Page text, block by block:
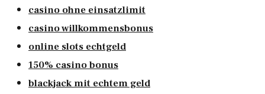
casino ohne einsatzlimit
casino willkommensbonus
online slots echtgeld
150% casino bonus
blackjack mit echtem geld